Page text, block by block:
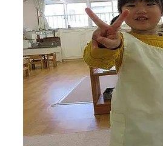
埼玉県
兵庫県